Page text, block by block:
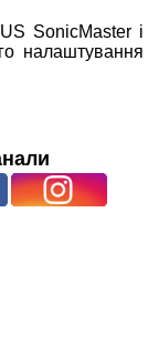
SonicMaster і
налаштування